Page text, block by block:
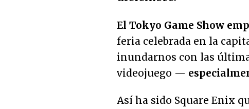
El Tokyo Game Show
feria celebrada en la
inundarnos con las
videojuego —
Así ha sido Square Enix